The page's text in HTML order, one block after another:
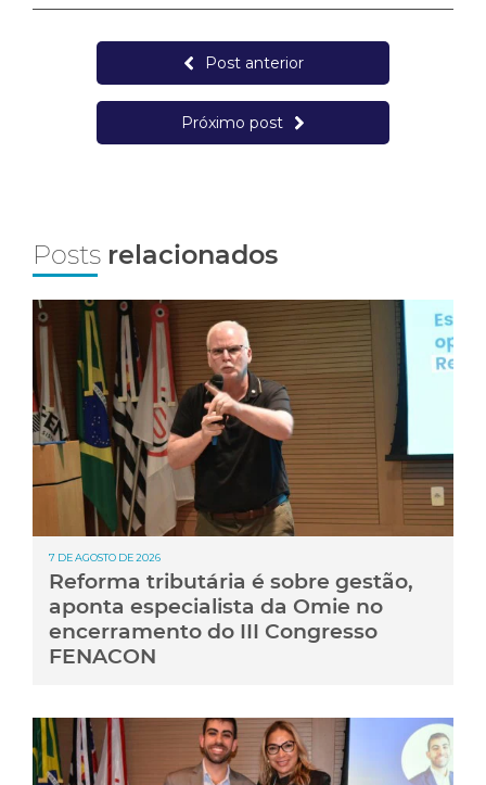
Post anterior
Próximo post
Posts relacionados
7 DE AGOSTO DE 2026
Reforma tributária é sobre gestão,
aponta especialista da Omie no
encerramento do III Congresso
FENACON